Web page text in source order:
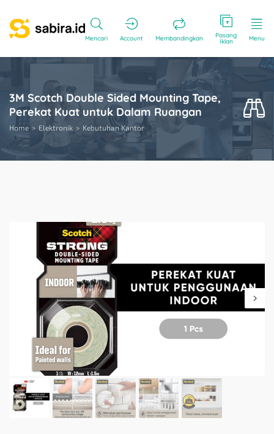
Mencari Account Membandingkan Pasang
Iklan Menu
3M Scotch Double Sided Mounting Tape,
Perekat Kuat untuk Dalam Ruangan
Home Elektronik Kebutuhan Kantor